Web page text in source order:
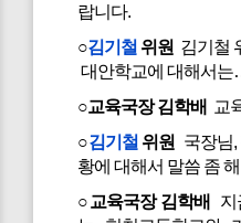
랍니다.
○김기철 위원 김기철
대안학교에 대해서
○교육국장 김학배 교
○김기철 위원
국장님
황에 대해서 말씀 좀
○교육국장 김학배
지